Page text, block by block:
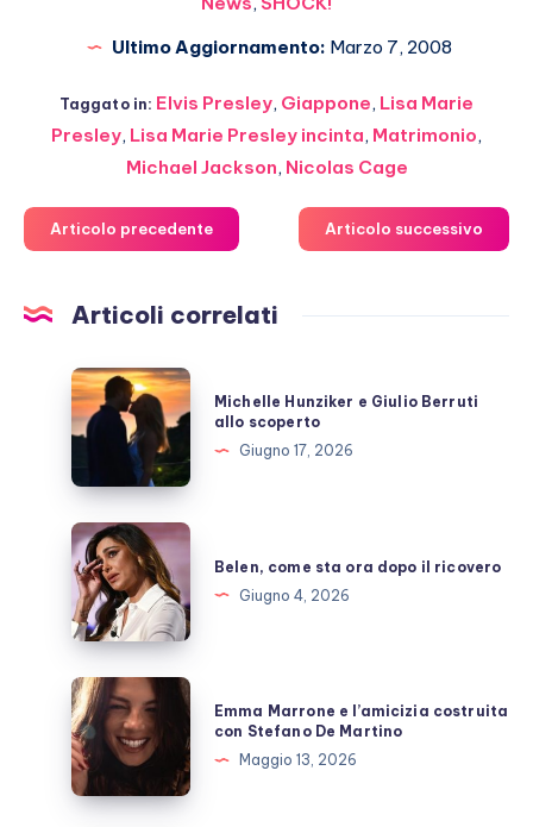
Ultimo Aggiornamento: Marzo 7, 2008
Taggato in: Elvis Presley, Giappone, Lisa Marie
Presley, Lisa Marie Presley incinta, Matrimonio,
Michael Jackson, Nicolas Cage
Articolo precedente Articolo successivo
Articoli correlati
Michelle
Hunziker
e
Berruti
allo
scoperto
Michelle Hunziker e Giulio Berruti
allo scoperto
Giugno 17, 2026
Belen,
come
sta
ora
dopo
il
ricovero
Belen, come sta ora dopo il ricovero
Giugno 4, 2026
Emma
Marrone
e
l’amicizia
costruita
Emma Marrone e l’amicizia costruita
con Stefano De Martino
Maggio 13, 2026